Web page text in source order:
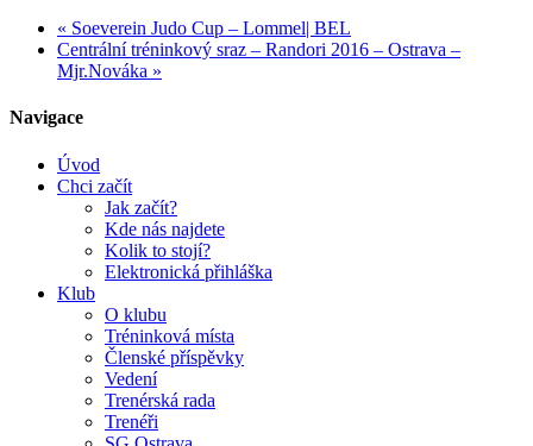
« Soeverein Judo Cup – Lommel| BEL
Centrální tréninkový sraz – Randori 2016 – Ostrava –
Mjr.Nováka »
Navigace
Úvod
Chci začít
Jak začít?
Kde nás najdete
Kolik to stojí?
Elektronická přihláška
Klub
O klubu
Tréninková místa
Členské příspěvky
Vedení
Trenérská rada
Trenéři